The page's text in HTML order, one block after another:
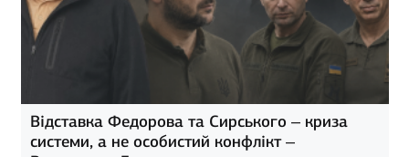
Відставка Федорова та Сирського – криза
системи, а не особистий конфлікт –